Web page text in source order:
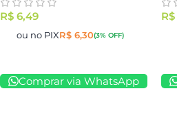
R$ 6,49
ou no PIXR$ 6,30(3% OFF)
Comprar via WhatsApp
R$